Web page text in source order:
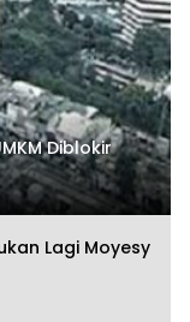
Diblokir
Lagi Moyesy